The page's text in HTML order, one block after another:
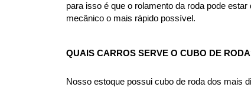
para isso é que o rolamento da roda pode
mecânico o mais rápido possível.
QUAIS CARROS SERVE O CUBO DE
Nosso estoque possui cubo de roda dos mais